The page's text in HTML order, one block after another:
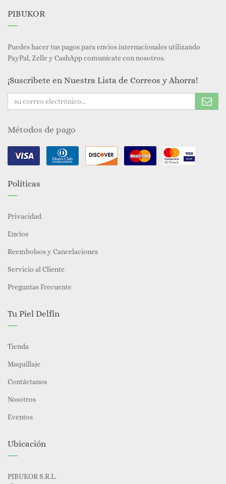
PIBUKOR
Puedes hacer tus pagos para envios internacionales utilizando
PayPal, Zelle y CashApp comunícate con nosotros.
¡Suscribete en Nuestra Lista de Correos y Ahorra!
Métodos de pago
Políticas
Privacidad
Envíos
Reembolsos y Cancelaciones
Servicio al Cliente
Preguntas Frecuente
Tu Piel Delfín
Tienda
Maquillaje
Contáctanos
Nosotros
Eventos
Ubicación
PIBUKOR S.R.L.